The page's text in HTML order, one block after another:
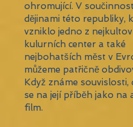
ohromující. V
dějinami této republiky,
vzniklo jedno z
kulurních center a také
nejbohatších měst v
můžeme patřičně
Když známe souvislosti,
se na její příběh jako na
film.